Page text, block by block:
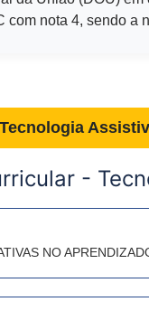
com nota 4, sendo a
Tecnologia
-
NO